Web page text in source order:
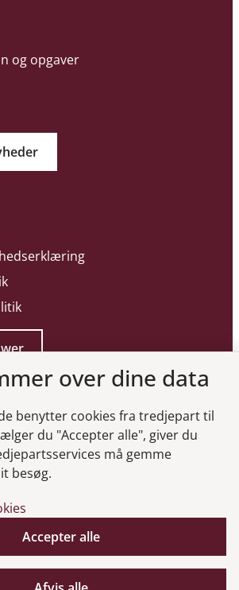
og opgaver
over dine data
benytter cookies fra tredjepart til
du "Accepter alle", giver du
må gemme
besøg.
Accepter alle